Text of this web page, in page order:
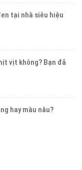
tại nhà siêu hiệu
vịt không? Bạn đã
hay màu nâu?